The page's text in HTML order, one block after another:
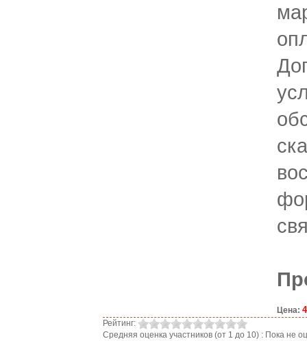
Цена:
Рейтинг:
Средняя оценка участников (от 1 до 10) : Пока не